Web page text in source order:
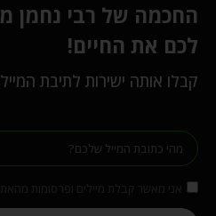
החכמה של רבי נחמן
לכם את החיים!
קבלו אותה ישירות לתיבת